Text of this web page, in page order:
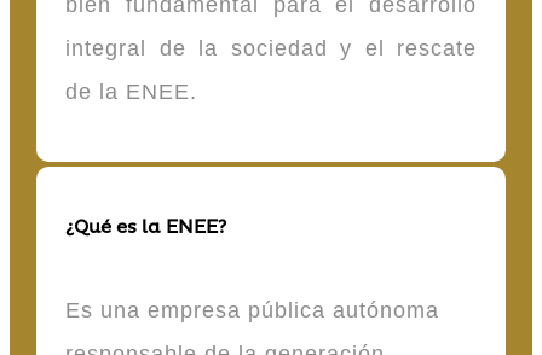
integral de la sociedad y el rescate
de la ENEE.
¿Qué es la ENEE?
Es una empresa pública autónoma